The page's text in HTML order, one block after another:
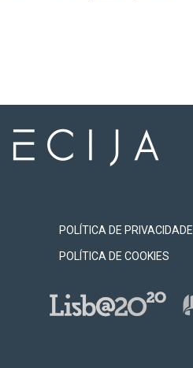
POLÍTICA DE PRIVACIDADE
POLÍTICA DE COOKIES